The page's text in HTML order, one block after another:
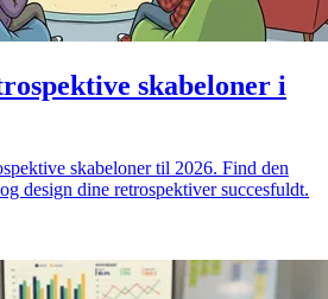
skabeloner i
skabeloner til 2026. Find den
design dine retrospektiver succesfuldt.